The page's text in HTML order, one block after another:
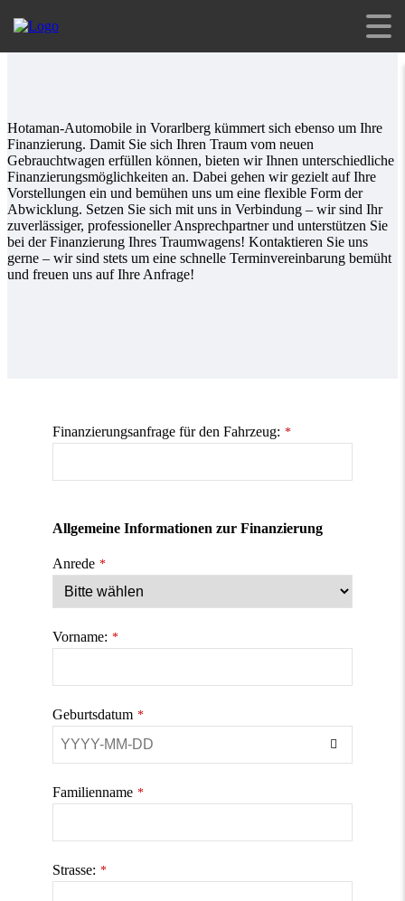
Finanzierung
Hotaman-Automobile in Vorarlberg kümmert sich ebenso um Ihre
Finanzierung. Damit Sie sich Ihren Traum vom neuen
Gebrauchtwagen erfüllen können, bieten wir Ihnen unterschiedliche
Finanzierungsmöglichkeiten an. Dabei gehen wir gezielt auf Ihre
Vorstellungen ein und bemühen uns um eine flexible Form der
Abwicklung. Setzen Sie sich mit uns in Verbindung – wir sind Ihr
zuverlässiger, professioneller Ansprechpartner und unterstützen Sie
bei der Finanzierung Ihres Traumwagens! Kontaktieren Sie uns
gerne – wir sind stets um eine schnelle Terminvereinbarung bemüht
und freuen uns auf Ihre Anfrage!
Finanzierungsanfrage für den Fahrzeug: *
Allgemeine Informationen zur Finanzierung
Anrede *
Vorname: *
Geburtsdatum *
Familienname *
Strasse: *